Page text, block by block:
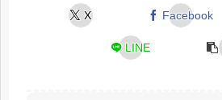
X Facebook
LINE